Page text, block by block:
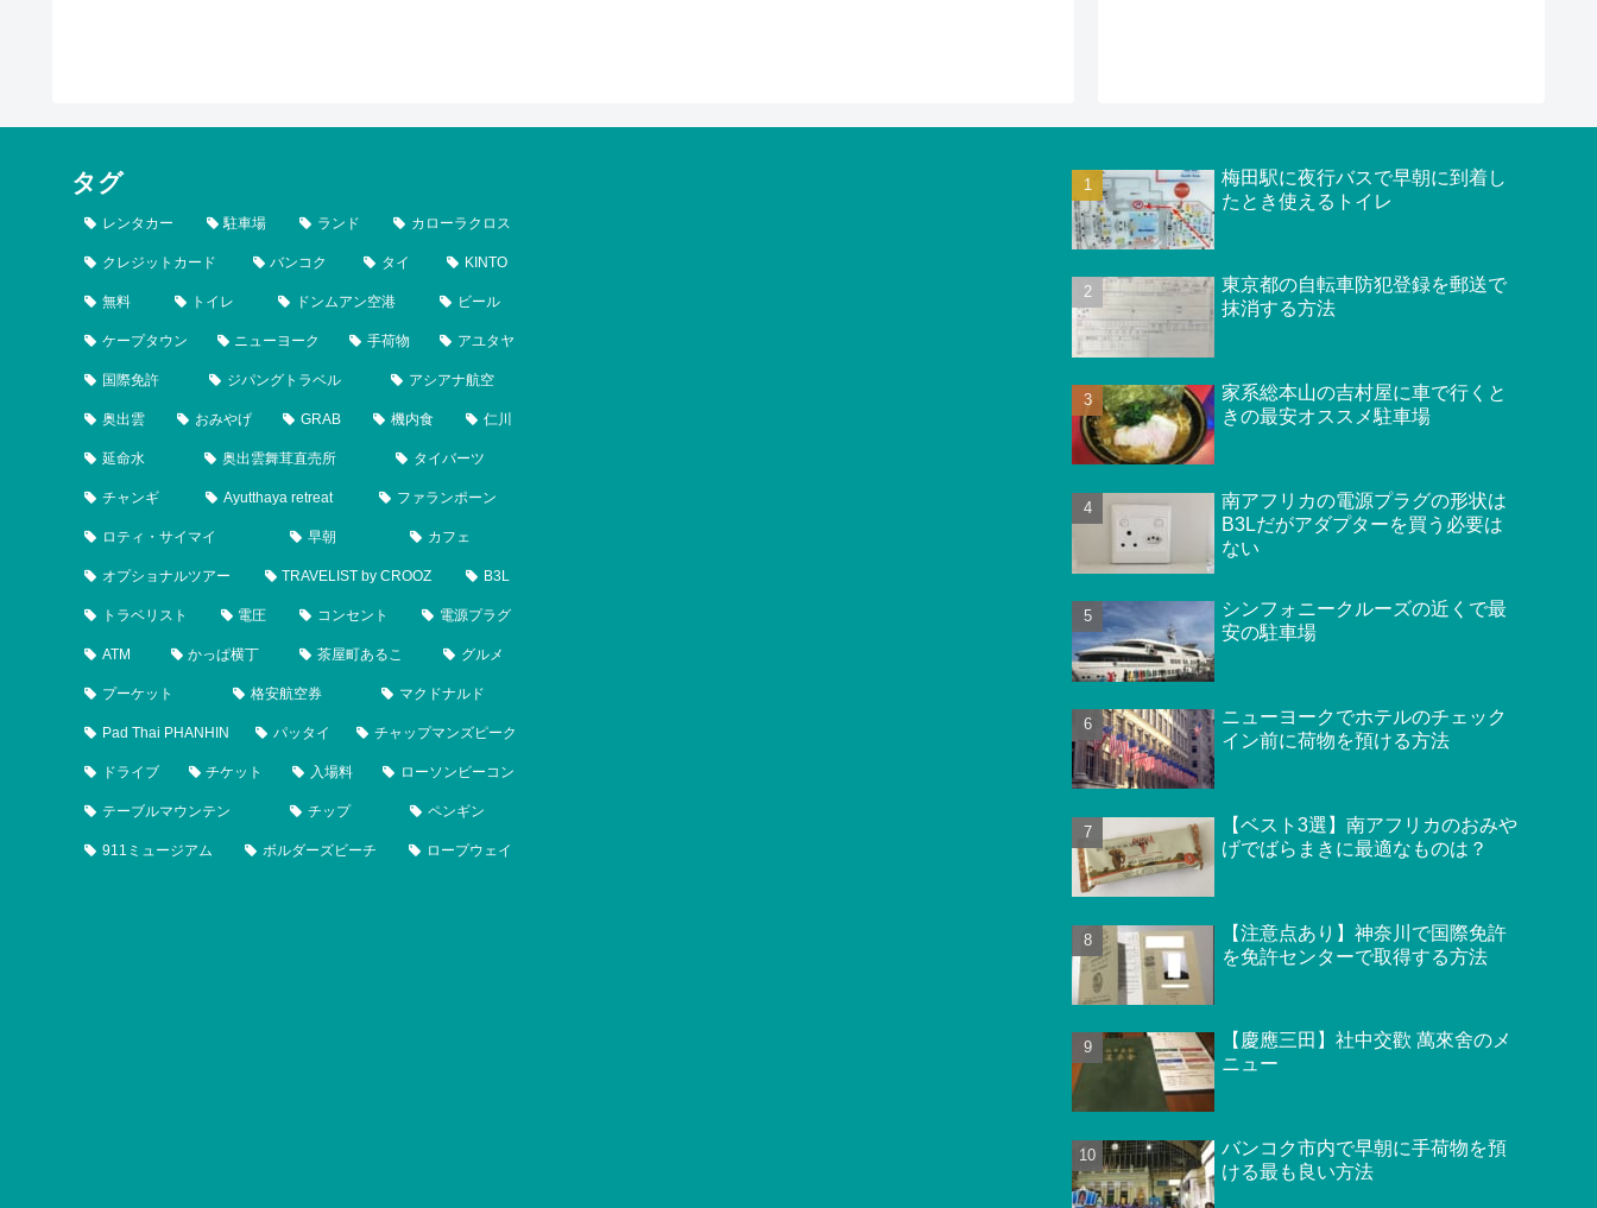
タグ
レンタカー 駐車場 ランド カローラクロス
クレジットカード バンコク タイ KINTO
無料 トイレ ドンムアン空港 ビール
ケープタウン ニューヨーク 手荷物 アユタヤ
国際免許 ジパングトラベル アシアナ航空
奥出雲 おみやげ GRAB 機内食 仁川
延命水 奥出雲舞茸直売所 タイバーツ
チャンギ Ayutthaya retreat ファランポーン
ロティ・サイマイ 早朝 カフェ
オプショナルツアー TRAVELIST by CROOZ B3L
トラベリスト 電圧 コンセント 電源プラグ
ATM かっぱ横丁 茶屋町あるこ グルメ
プーケット 格安航空券 マクドナルド
Pad Thai PHANHIN パッタイ チャップマンズピーク
ドライブ チケット 入場料 ローソンビーコン
テーブルマウンテン チップ ペンギン
911ミュージアム ボルダーズビーチ ロープウェイ
梅田駅に夜行バスで早朝に到着し
たとき使えるトイレ
東京都の自転車防犯登録を郵送で
抹消する方法
家系総本山の吉村屋に車で行くと
きの最安オススメ駐車場
南アフリカの電源プラグの形状は
B3Lだがアダプターを買う必要は
ない
シンフォニークルーズの近くで最
安の駐車場
ニューヨークでホテルのチェック
イン前に荷物を預ける方法
【ベスト3選】南アフリカのおみや
げでばらまきに最適なものは？
【注意点あり】神奈川で国際免許
を免許センターで取得する方法
【慶應三田】社中交歡 萬來舍のメ
ニュー
バンコク市内で早朝に手荷物を預
ける最も良い方法